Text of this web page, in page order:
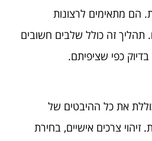
הם מתאימים לרצונות
תהליך זה כולל שלבים חשובים
כפי שציפיתם.
את כל ההיבטים של
צרכים אישיים, בחירת